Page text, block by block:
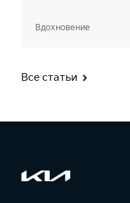
Вдохновение
Все статьи